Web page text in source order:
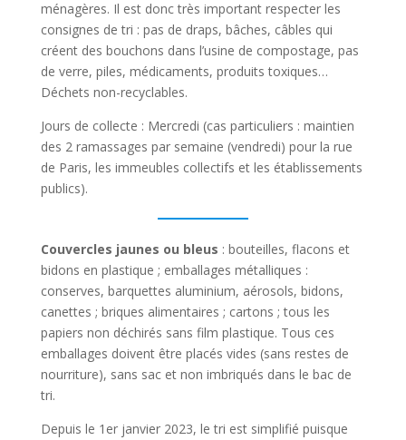
ménagères. Il est donc très important respecter les
consignes de tri : pas de draps, bâches, câbles qui
créent des bouchons dans l’usine de compostage, pas
de verre, piles, médicaments, produits toxiques…
Déchets non-recyclables.
Jours de collecte : Mercredi (cas particuliers : maintien
des 2 ramassages par semaine (vendredi) pour la rue
de Paris, les immeubles collectifs et les établissements
publics).
Couvercles jaunes ou bleus : bouteilles, flacons et
bidons en plastique ; emballages métalliques :
conserves, barquettes aluminium, aérosols, bidons,
canettes ; briques alimentaires ; cartons ; tous les
papiers non déchirés sans film plastique. Tous ces
emballages doivent être placés vides (sans restes de
nourriture), sans sac et non imbriqués dans le bac de
tri.
Depuis le 1er janvier 2023, le tri est simplifié puisque